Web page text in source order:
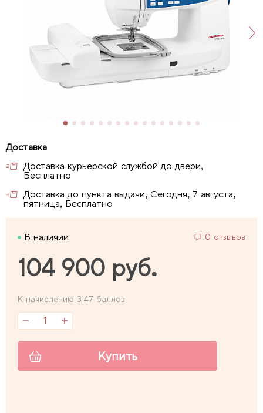
Доставка курьерской службой до двери,
Бесплатно
Доставка до пункта выдачи, Сегодня, 7 августа,
пятница, Бесплатно
В наличии 0 отзывов
104 900 руб.
К начислению 3147 баллов
Купить